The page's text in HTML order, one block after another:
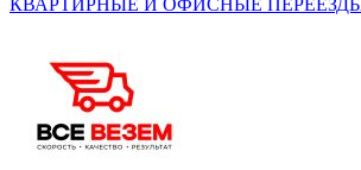
КВАРТИРНЫЕ И ОФИСНЫЕ ПЕРЕЕЗДЫ